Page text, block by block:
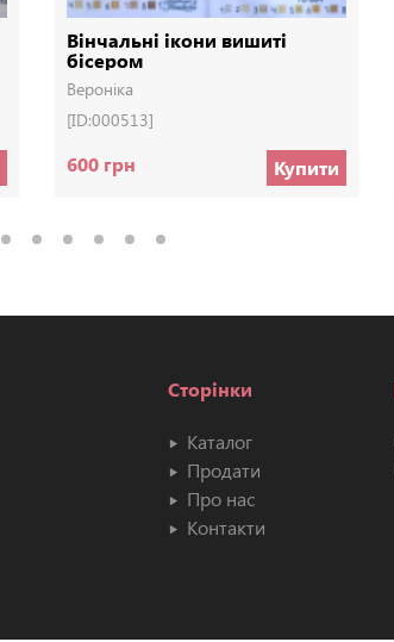
Вінчальні ікони вишиті
бісером
Вероніка
[ID:000513]
600 грн Купити
Сторінки
Каталог
Продати
Про нас
Контакти